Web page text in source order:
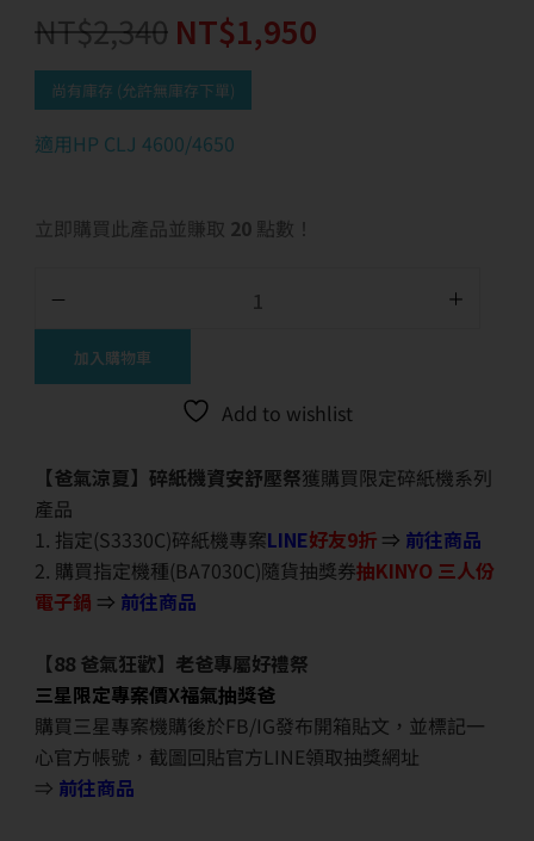
NT$2,340 NT$1,950
尚有庫存 (允許無庫存下單)
適用HP CLJ 4600/4650
立即購買此產品並賺取 20 點數！
加入購物車
Add to wishlist
【爸氣涼夏】碎紙機資安舒壓祭獲購買限定碎紙機系列
產品
1. 指定(S3330C)碎紙機專案LINE好友9折 ⇒ 前往商品
2. 購買指定機種(BA7030C)隨貨抽獎券抽KINYO 三人份
電子鍋 ⇒ 前往商品
【88 爸氣狂歡】老爸專屬好禮祭
三星限定專案價X福氣抽獎爸
購買三星專案機購後於FB/IG發布開箱貼文，並標記一
心官方帳號，截圖回貼官方LINE領取抽獎網址
⇒ 前往商品